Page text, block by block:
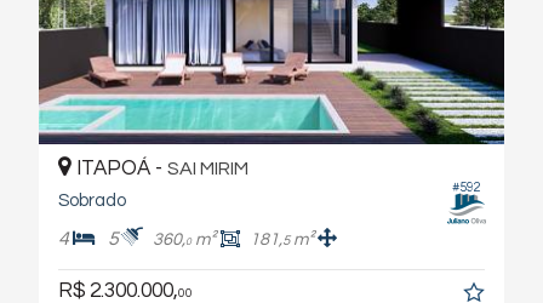
#592
ITAPOÁ - SAI MIRIM
Sobrado
4 5 360,0m² 181,5m²
R$ 2.300.000,00